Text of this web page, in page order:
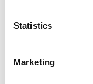
Statistics
Marketing